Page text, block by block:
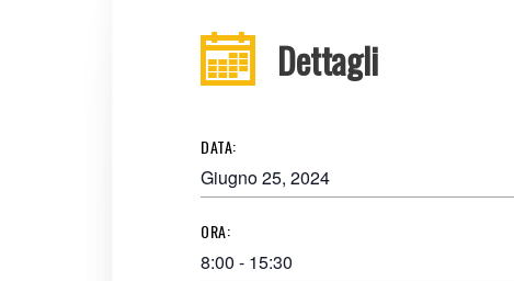
Dettagli
DATA:
Giugno 25, 2024
ORA:
8:00 - 15:30